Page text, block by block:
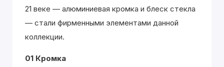
21 веке — алюминиевая кромка и блеск стекла
— стали фирменными элементами данной
коллекции.
01 Кромка